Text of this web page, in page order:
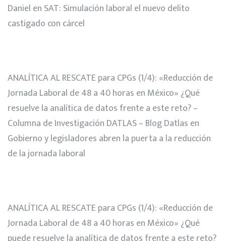
Daniel en SAT: Simulación laboral el nuevo delito
castigado con cárcel
ANALÍTICA AL RESCATE para CPGs (1/4): «Reducción de
Jornada Laboral de 48 a 40 horas en México» ¿Qué
resuelve la analítica de datos frente a este reto? –
Columna de Investigación DATLAS – Blog Datlas en
Gobierno y legisladores abren la puerta a la reducción
de la jornada laboral
ANALÍTICA AL RESCATE para CPGs (1/4): «Reducción de
Jornada Laboral de 48 a 40 horas en México» ¿Qué